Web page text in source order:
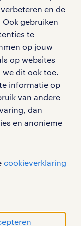
en de
gebruiken
te
op jouw
op websites
we dit ook toe.
informatie op
van andere
dan
en anonieme
cookieverklaring
THE